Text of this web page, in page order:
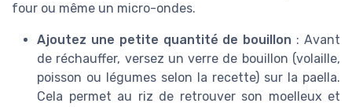
four ou même un micro-ondes.
Ajoutez une petite quantité de bouillon : Avant
de réchauffer, versez un verre de bouillon (volaille,
poisson ou légumes selon la recette) sur la paella.
Cela permet au riz de retrouver son moelleux et